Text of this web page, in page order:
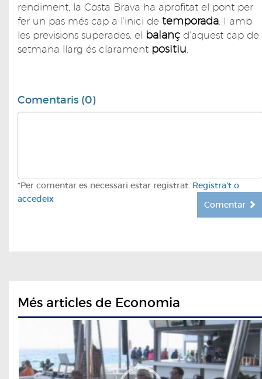
rendiment, la Costa Brava ha aprofitat el pont per
fer un pas més cap a l’inici de temporada . I amb
les previsions superades, el balanç d’aquest cap de
setmana llarg és clarament positiu
Comentaris (0)
*Per comentar es necessari estar registrat. Registra't o
accedeix
Comentar
Més articles de Economia